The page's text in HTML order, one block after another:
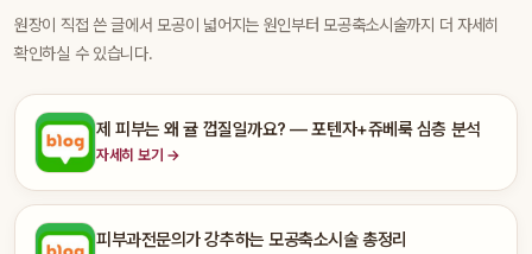
원장이 직접 쓴 글에서 모공이 넓어지는 원인부터 모공축소시술까지 더 자세히
확인하실 수 있습니다.
제 피부는 왜 귤 껍질일까요? — 포텐자+쥬베룩 심층 분석
자세히 보기 →
피부과전문의가 강추하는 모공축소시술 총정리